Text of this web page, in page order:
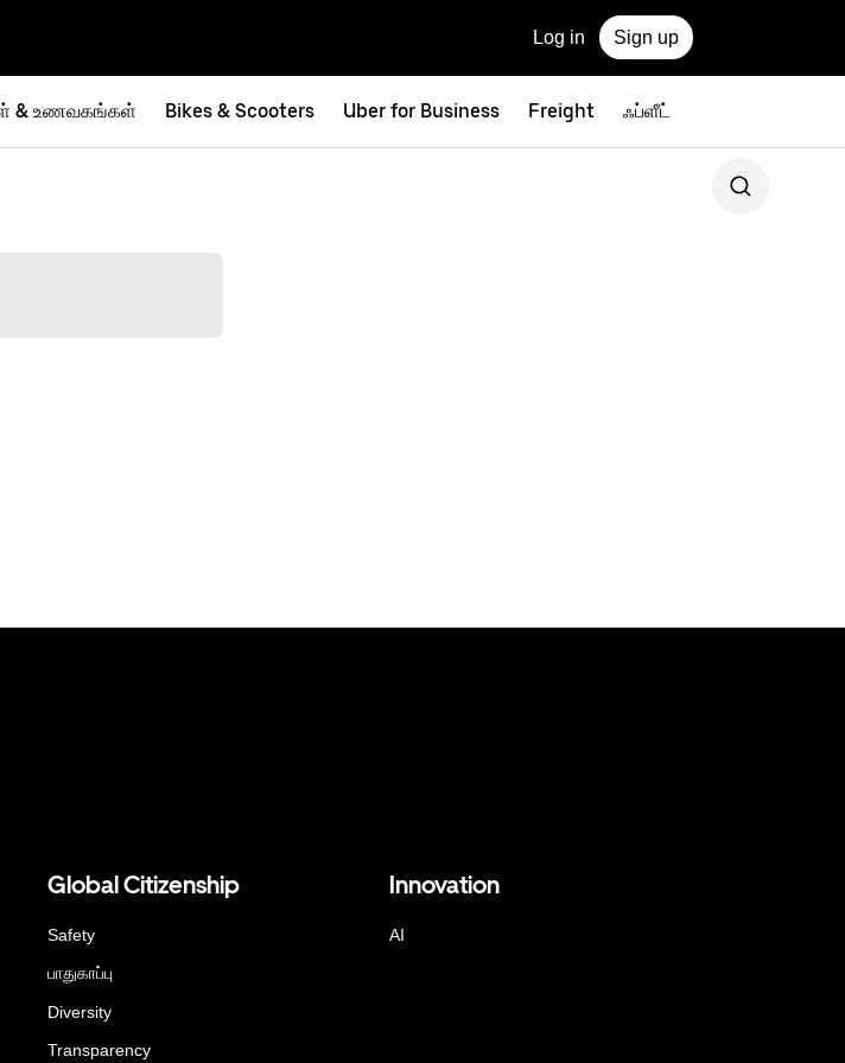
Log in Sign up
& உணவகங்கள் Bikes & Scooters Uber for Business Freight ஃப்ளீட்
Global Citizenship
Safety
பாதுகாப்பு
Diversity
Transparency
Innovation
AI